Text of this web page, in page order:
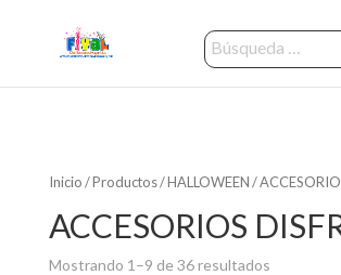
Inicio/Productos/HALLOWEEN/
ACCESORIOS
Mostrando 1–9 de 36 resultados